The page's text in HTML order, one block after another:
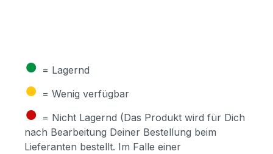
● = Lagernd
● = Wenig verfügbar
● = Nicht Lagernd (Das Produkt wird für Dich
nach Bearbeitung Deiner Bestellung beim
Lieferanten bestellt. Im Falle einer